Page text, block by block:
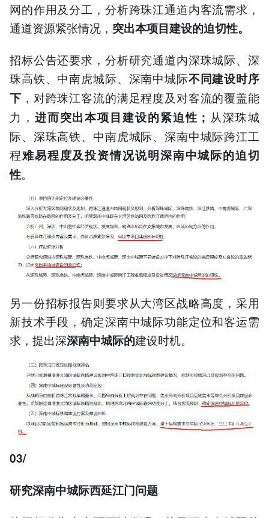
网的作用及分工，分析跨珠江通道内客流需求，
通道资源紧张情况， 突出本项目建设的迫切性。
招标公告还要求，分析研究通道内深珠城际、深
珠高铁、中南虎城际、深南中城际不同建设时序
下 ，对跨珠江客流的满足程度及对客流的覆盖能
力， 进而突出本项目建设的紧迫性； 从深珠城
际、深珠高铁、中南虎城际、深南中城际跨江工
程难易程度及投资情况说明深南中城际的迫切
性。
另一份招标报告则要求从大湾区战略高度，采用
新技术手段，确定深南中城际功能定位和客运需
求，提出深深南中城际的建设时机。
03/
研究深南中城际西延江门问题